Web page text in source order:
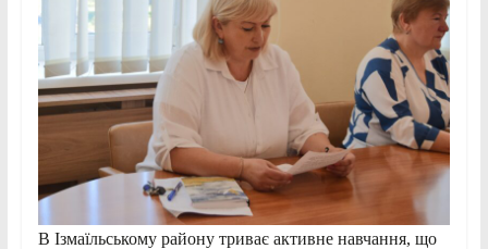
В Ізмаїльському району триває активне навчання, що